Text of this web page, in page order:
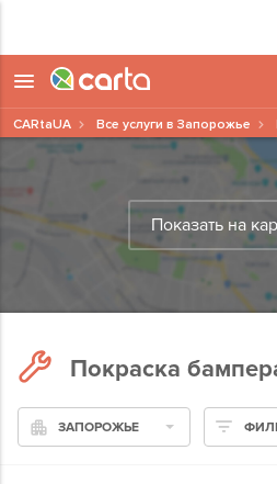
Показать на
CARtaUA Все услуги в Запорожье
Покраска
ЗАПОРОЖЬЕ